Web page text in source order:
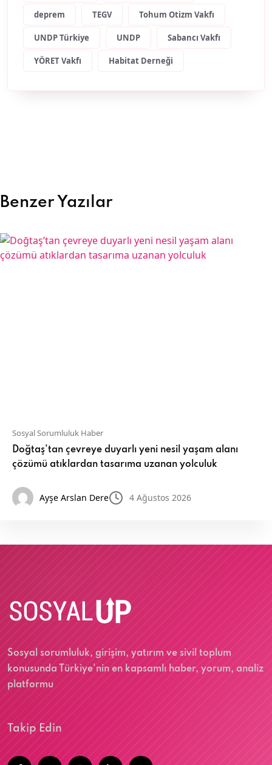
deprem TEGV Tohum Otizm Vakfı
UNDP Türkiye UNDP Sabancı Vakfı
YÖRET Vakfı Habitat Derneği
Benzer Yazılar
Sosyal Sorumluluk Haber
Doğtaş’tan çevreye duyarlı yeni nesil yaşam alanı
çözümü atıklardan tasarıma uzanan yolculuk
Ayşe Arslan Dere 4 Ağustos 2026
Sosyal sorumluluk, girişim, yatırım ve sivil toplum
konusunda Türkiye'nin en kapsamlı haber, yorum, analiz
platformu
Takip Edin